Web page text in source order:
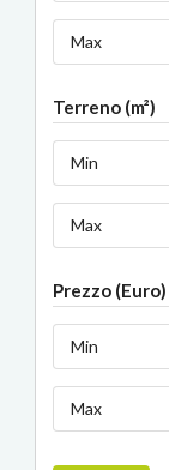
Max
Terreno (m²)
Min
Max
Prezzo (Euro)
Min
Max